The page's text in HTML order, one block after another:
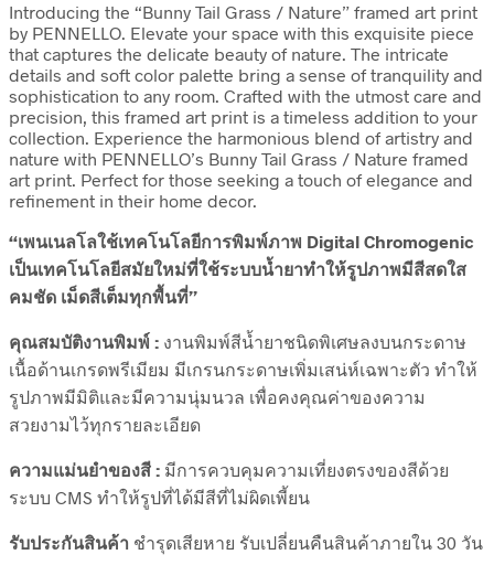
Introducing the “Bunny Tail Grass / Nature” framed art print
by PENNELLO. Elevate your space with this exquisite piece
that captures the delicate beauty of nature. The intricate
details and soft color palette bring a sense of tranquility and
sophistication to any room. Crafted with the utmost care and
precision, this framed art print is a timeless addition to your
collection. Experience the harmonious blend of artistry and
nature with PENNELLO’s Bunny Tail Grass / Nature framed
art print. Perfect for those seeking a touch of elegance and
refinement in their home decor.
“เพนเนลโลใช้เทคโนโลยีการพิมพ์ภาพ Digital Chromogenic
เป็นเทคโนโลยีสมัยใหม่ที่ใช้ระบบน้ำยาทำให้รูปภาพมีสีสดใส
คมชัด เม็ดสีเต็มทุกพื้นที่”
คุณสมบัติงานพิมพ์ : งานพิมพ์สีน้ำยาชนิดพิเศษลงบนกระดาษ
เนื้อด้านเกรดพรีเมียม มีเกรนกระดาษเพิ่มเสน่ห์เฉพาะตัว ทำให้
รูปภาพมีมิติและมีความนุ่มนวล เพื่อคงคุณค่าของความ
สวยงามไว้ทุกรายละเอียด
ความแม่นยำของสี : มีการควบคุมความเที่ยงตรงของสีด้วย
ระบบ CMS ทำให้รูปที่ได้มีสีที่ไม่ผิดเพี้ยน
รับประกันสินค้า ชำรุดเสียหาย รับเปลี่ยนคืนสินค้าภายใน 30 วัน